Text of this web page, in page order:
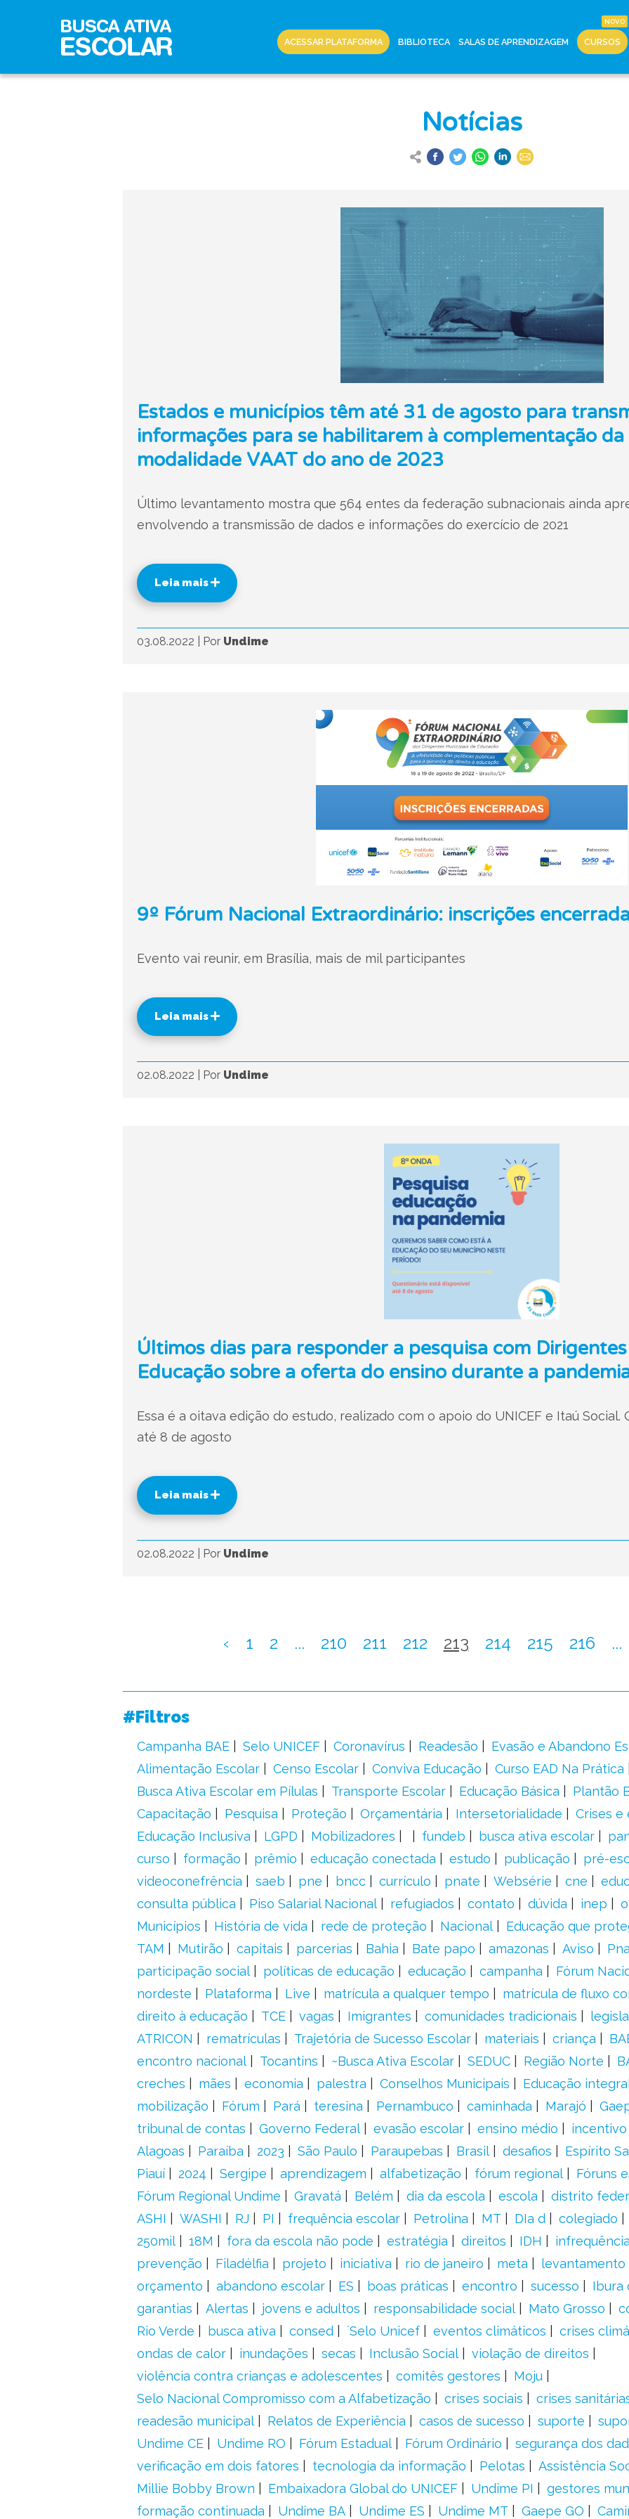
ACESSAR PLATAFORMA BIBLIOTECA SALAS DE APRENDIZAGEM CURSOS
Notícias
Estados e municípios têm até 31 de agosto para
informações para se habilitarem à complementação da
modalidade VAAT do ano de 2023
Último levantamento mostra que 564 entes da federação subnacionais ainda
envolvendo a transmissão de dados e informações do exercício de 2021
Leia mais
03.08.2022 Por Undime
9º Fórum Nacional Extraordinário: inscrições
Evento vai reunir, em Brasília, mais de mil participantes
Leia mais
02.08.2022 Por Undime
Últimos dias para responder a pesquisa com
Educação sobre a oferta do ensino durante a
Essa é a oitava edição do estudo, realizado com o apoio do UNICEF e Itaú
até 8 de agosto
Leia mais
02.08.2022 Por Undime
‹ 1 2 ... 210 211 212 213 214 215 216 ...
#Filtros
Campanha BAE Selo UNICEF Coronavírus Readesão
Evasão e Abandono
Alimentação Escolar
Censo Escolar Conviva Educação
Curso EAD Na Prática
Busca Ativa Escolar em Pílulas
Transporte Escolar Educação Básica
Plantão
Capacitação
Pesquisa Proteção Orçamentária Intersetorialidade
Crises e
Educação Inclusiva
LGPD Mobilizadores fundeb busca ativa escolar
curso
formação prêmio educação conectada estudo publicação
pré-
videoconefrência
saeb pne bncc currículo pnate Websérie cne
consulta pública
Piso Salarial Nacional refugiados contato dúvida inep
Municípios
História de vida rede de proteção Nacional
Educação que
TAM
Mutirão capitais parcerias Bahia Bate papo amazonas Aviso
participação social
políticas de educação educação campanha
Fórum
nordeste
Plataforma Live matrícula a qualquer tempo
matrícula de fluxo
direito à educação
TCE vagas Imigrantes comunidades tradicionais
ATRICON
rematrículas Trajetória de Sucesso Escolar materiais criança
encontro nacional
Tocantins ~Busca Ativa Escolar SEDUC Região Norte
creches
mães economia palestra Conselhos Municipais
Educação
mobilização
Fórum Pará teresina Pernambuco caminhada Marajó
tribunal de contas
Governo Federal evasão escolar ensino médio
incentivo
Alagoas
Paraíba 2023 São Paulo Paraupebas Brasil desafios
Espírito
Piauí
2024 Sergipe aprendizagem alfabetização fórum regional
Fóruns
Fórum Regional Undime
Gravatá Belém dia da escola escola
distrito
ASHI
WASHI RJ PI frequência escolar Petrolina MT DIa d
colegiado
250mil
18M fora da escola não pode estratégia direitos IDH
prevenção
Filadélfia projeto iniciativa rio de janeiro meta
levantamento
orçamento
abandono escolar ES boas práticas encontro sucesso
Ibura
garantias
Alertas jovens e adultos responsabilidade social Mato Grosso
Rio Verde
busca ativa consed ´Selo Unicef eventos climáticos
crises
ondas de calor
inundações secas Inclusão Social
violação de direitos
violência contra crianças e adolescentes
comitês gestores
Moju
Selo Nacional Compromisso com a Alfabetização
crises sociais
crises
readesão municipal
Relatos de Experiência casos de sucesso suporte
Undime CE
Undime RO Fórum Estadual Fórum Ordinário
segurança dos
verificação em dois fatores
tecnologia da informação Pelotas
Assistência
Millie Bobby Brown
Embaixadora Global do UNICEF Undime PI
gestores
formação continuada
Undime BA Undime ES Undime MT Gaepe GO